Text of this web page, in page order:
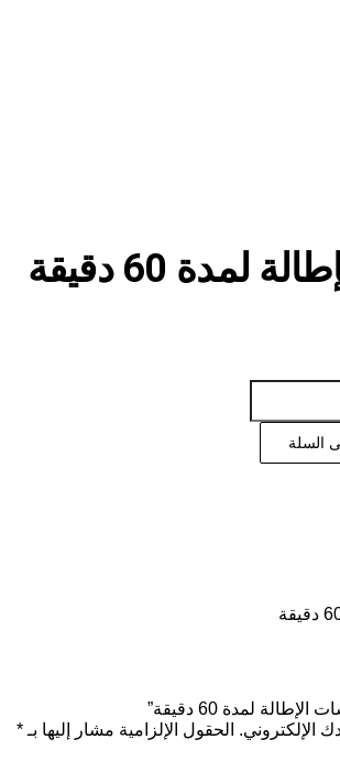
60 دقيقة
السلة
لمدة 60 دقيقة”
الإلكتروني. الحقول الإلزامية مشار إليها بـ *